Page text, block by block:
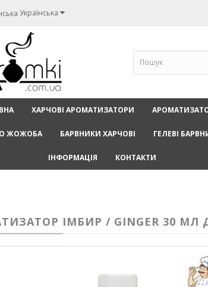
Українська
ХАРЧОВІ АРОМАТИЗАТОРИ
ЖОЖОБА БАРВНИКИ ХАРЧОВІ ГЕЛЕВІ
ІНФОРМАЦІЯ КОНТАКТИ
ІМБИР / GINGER 30 МЛ